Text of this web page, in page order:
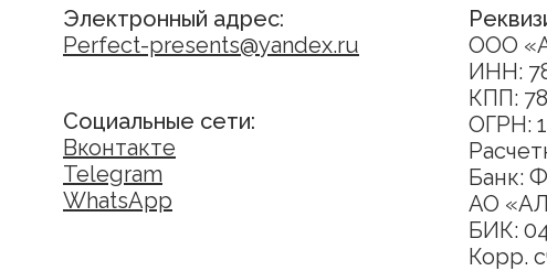
Электронный адрес:
Perfect-presents@yandex.ru
Социальные сети:
Вконтакте
Telegram
WhatsApp
ООО
ИНН:
КПП:
ОГРН:
Банк:
АО
БИК:
Корр.